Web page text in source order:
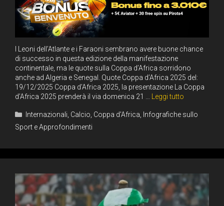
I Leoni dell’Atlante e i Faraoni sembrano avere buone chance
di successo in questa edizione della manifestazione
continentale, ma le quote sulla Coppa d’Africa sorridono
anche ad Algeria e Senegal. Quote Coppa d’Africa 2025 del:
19/12/2025 Coppa d’Africa 2025, la presentazione La Coppa
d’Africa 2025 prenderà il via domenica 21 …
Leggi tutto
Categorie
Internazionali Calcio Coppa d'Africa
Infografiche sullo
Sport e Approfondimenti